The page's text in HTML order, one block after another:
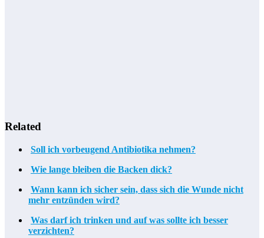
Related
Soll ich vorbeugend Antibiotika nehmen?
Wie lange bleiben die Backen dick?
Wann kann ich sicher sein, dass sich die Wunde nicht
mehr entzünden wird?
Was darf ich trinken und auf was sollte ich besser
verzichten?